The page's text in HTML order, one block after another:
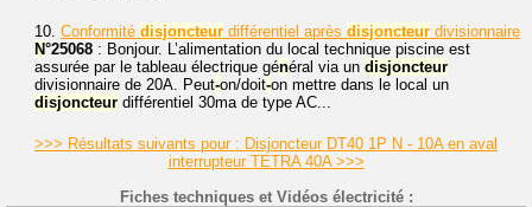
10. Conformité disjoncteur différentiel après disjoncteur divisionnaire
N°25068 : Bonjour. L’alimentation du local technique piscine est
assurée par le tableau électrique général via un disjoncteur
divisionnaire de 20A. Peut-on/doit-on mettre dans le local un
disjoncteur différentiel 30ma de type AC...
>>> Résultats suivants pour : Disjoncteur DT40 1P N - 10A en aval
interrupteur TETRA 40A >>>
Fiches techniques et Vidéos électricité :